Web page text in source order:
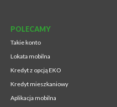
POLECAMY
Takie konto
Lokata mobilna
Kredyt z opcją EKO
Kredyt mieszkaniowy
Aplikacja mobilna